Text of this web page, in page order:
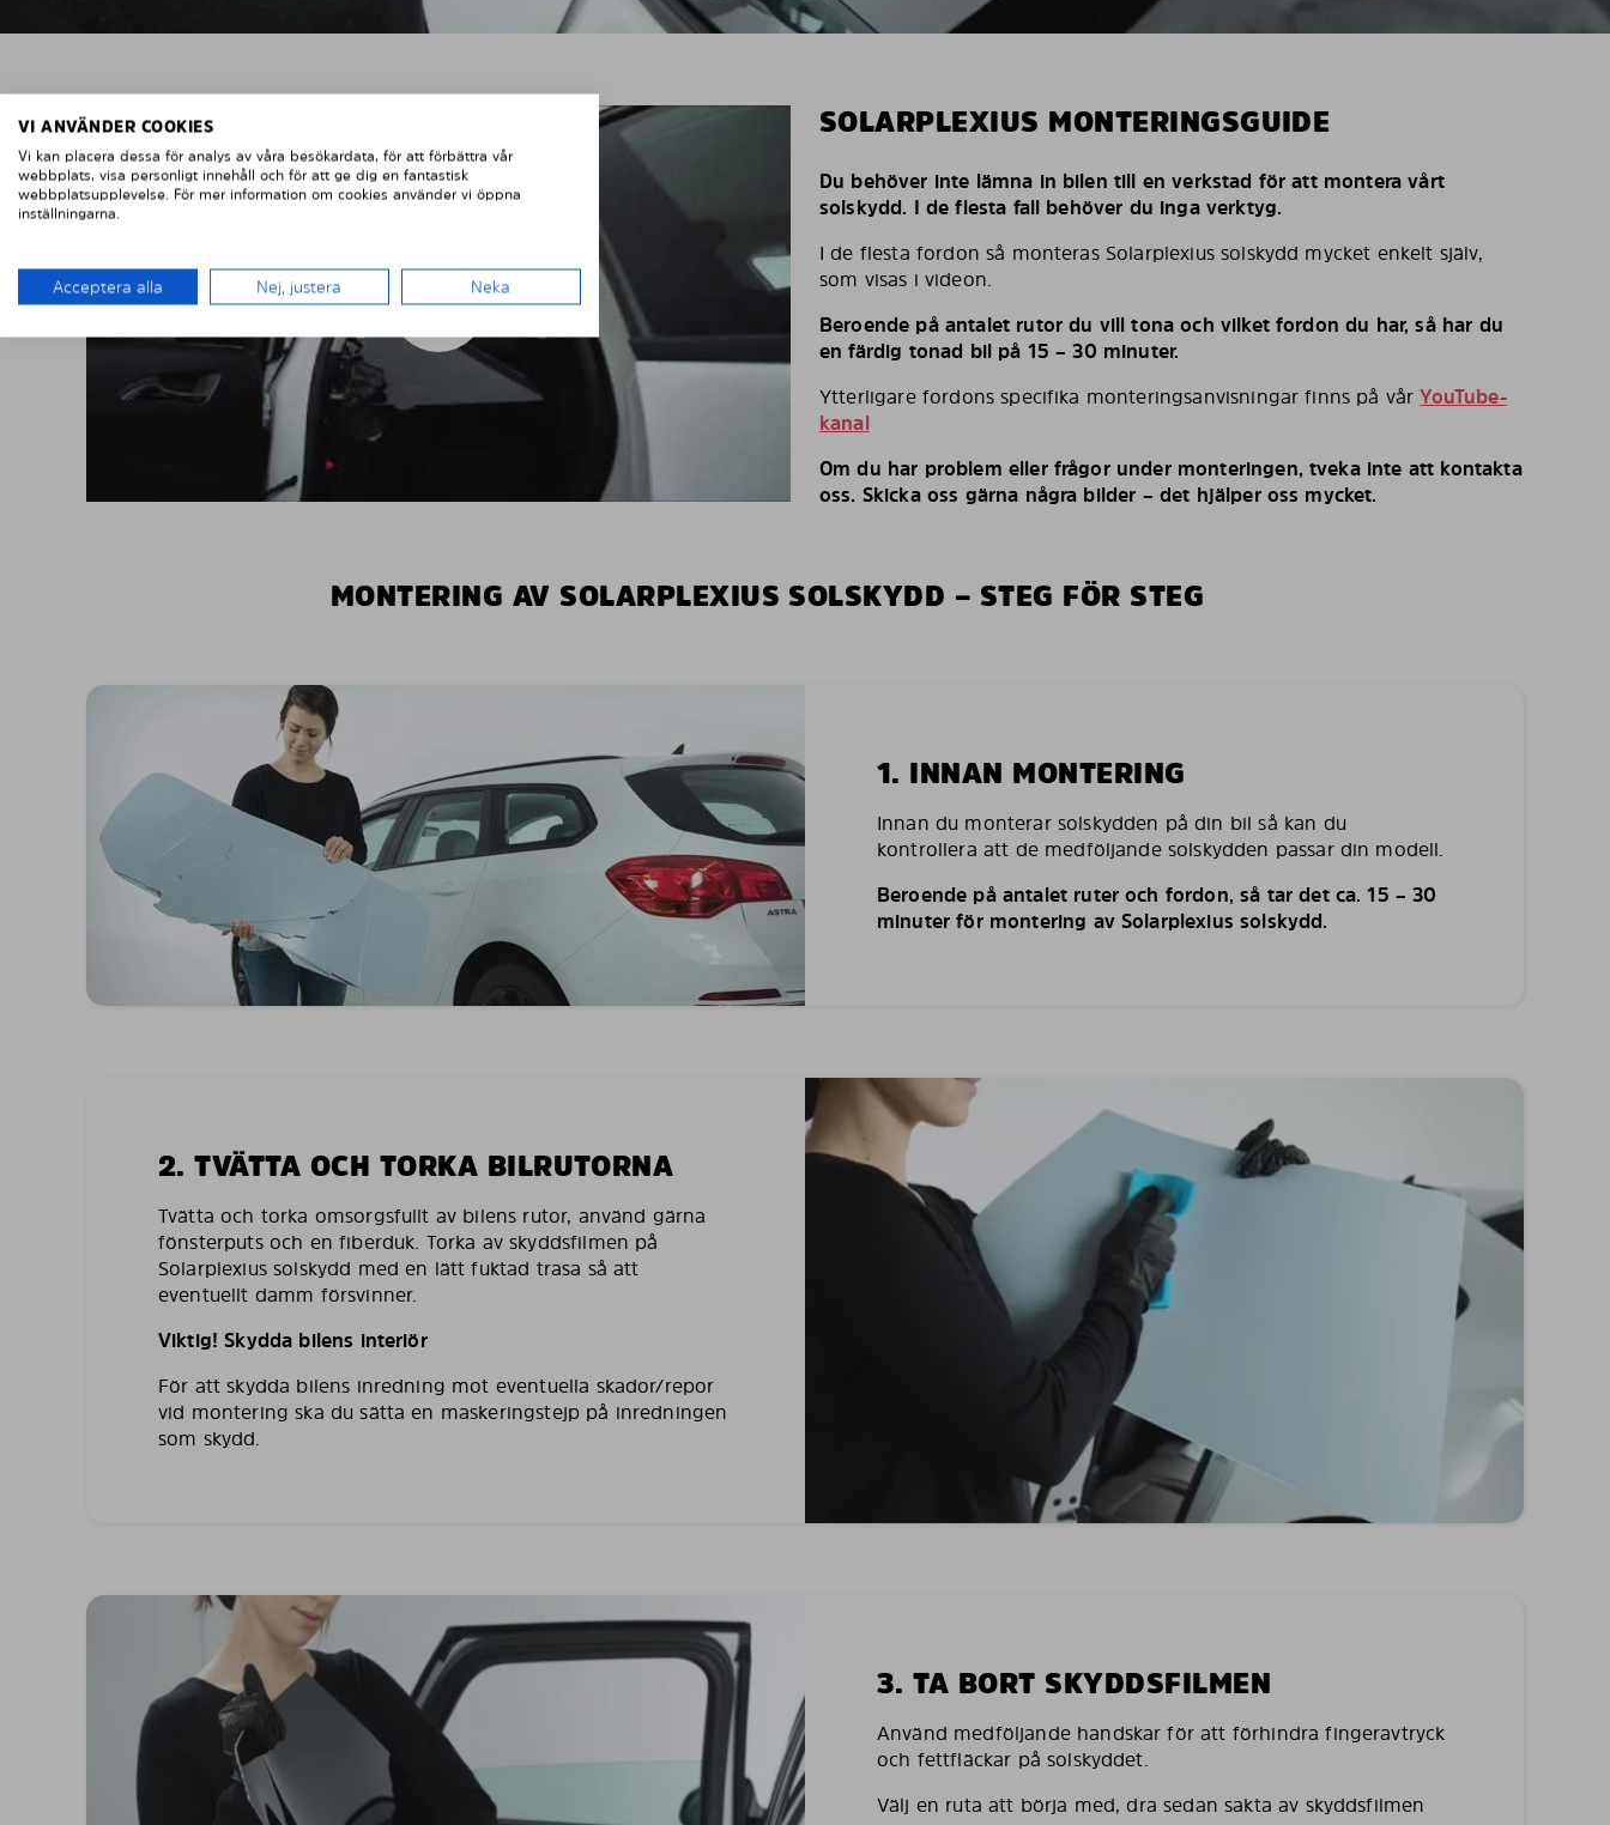
SOLARPLEXIUS MONTERINGSGUIDE
Du behöver inte lämna in bilen till en verkstad för att montera vårt
solskydd. I de flesta fall behöver du inga verktyg.
I de flesta fordon så monteras Solarplexius solskydd mycket enkelt själv,
som visas i videon.
Beroende på antalet rutor du vill tona och vilket fordon du har, så har du
en färdig tonad bil på 15 – 30 minuter.
Ytterligare fordons specifika monteringsanvisningar finns på vårYouTube-
kanal
Om du har problem eller frågor under monteringen, tveka inte att kontakta
oss. Skicka oss gärna några bilder – det hjälper oss mycket.
MONTERING AV SOLARPLEXIUS SOLSKYDD – STEG FÖR STEG
1. INNAN MONTERING
Innan du monterar solskydden på din bil så kan du
kontrollera att de medföljande solskydden passar din modell.
Beroende på antalet ruter och fordon, så tar det ca. 15 – 30
minuter för montering av Solarplexius solskydd.
2. TVÄTTA OCH TORKA BILRUTORNA
Tvätta och torka omsorgsfullt av bilens rutor, använd gärna
fönsterputs och en fiberduk. Torka av skyddsfilmen på
Solarplexius solskydd med en lätt fuktad trasa så att
eventuellt damm försvinner.
Viktig! Skydda bilens interiör
För att skydda bilens inredning mot eventuella skador/repor
vid montering ska du sätta en maskeringstejp på inredningen
som skydd.
3. TA BORT SKYDDSFILMEN
Använd medföljande handskar för att förhindra fingeravtryck
och fettfläckar på solskyddet.
Välj en ruta att börja med, dra sedan sakta av skyddsfilmen
VI ANVÄNDER COOKIES
Vi kan placera dessa för analys av våra besökardata, för att förbättra vår
webbplats, visa personligt innehåll och för att ge dig en fantastisk
webbplatsupplevelse. För mer information om cookies använder vi öppna
inställningarna.
Acceptera alla Nej, justera Neka